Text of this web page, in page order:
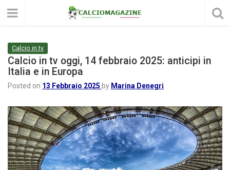
Calcio in tv
Calcio in tv oggi, 14 febbraio 2025: anticipi in
Italia e in Europa
Posted on 13 Febbraio 2025 by Marina Denegri